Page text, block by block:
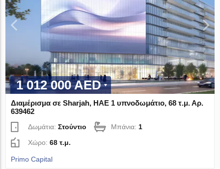
1 012 000 AED
Διαμέρισμα σε Sharjah, ΗΑΕ 1 υπνοδωμάτιο, 68 τ.μ. Αρ.
639462
Δωμάτια:Στούντιο Μπάνια:1
Χώρο:68 τ.μ.
Primo Capital